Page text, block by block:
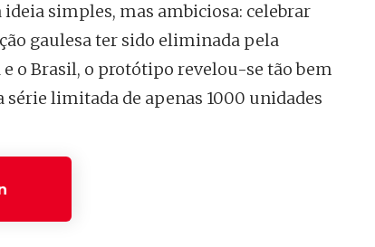
simples, mas ambiciosa: celebrar
gaulesa ter sido eliminada pela
o Brasil, o protótipo revelou-se tão bem
limitada de apenas 1000 unidades